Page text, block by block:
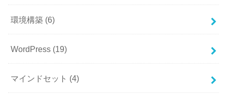
環境構築 (6)
WordPress (19)
マインドセット (4)